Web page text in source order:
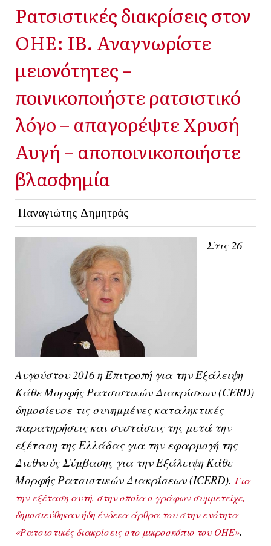
Ρατσιστικές διακρίσεις στον
ΟΗΕ: ΙΒ. Αναγνωρίστε
μειονότητες –
ποινικοποιήστε ρατσιστικό
λόγο – απαγορέψτε Χρυσή
Αυγή – αποποινικοποιήστε
βλασφημία
Παναγιώτης Δημητράς
Στις 26
Αυγούστου 2016 η Επιτροπή για την Εξάλειψη
Κάθε Μορφής Ρατσιστικών Διακρίσεων(CERD)
δημοσίευσε τις συνημμένες καταληκτικές
παρατηρήσεις και συστάσεις της μετά την
εξέταση της Ελλάδαςγια την εφαρμογή της
Διεθνούς Σύμβασης για την Εξάλειψη Κάθε
Μορφής Ρατσιστικών Διακρίσεων(ICERD). Για
την εξέταση αυτή, στην οποία ο γράφων συμμετείχε,
δημοσιεύθηκαν ήδη ένδεκα άρθρα του στην ενότητα
«Ρατσιστικές διακρίσεις στο μικροσκόπιο του ΟΗΕ».